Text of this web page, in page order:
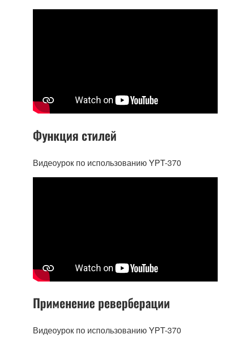
Функция стилей
Видеоурок по использованию YPT-370
Применение реверберации
Видеоурок по использованию YPT-370